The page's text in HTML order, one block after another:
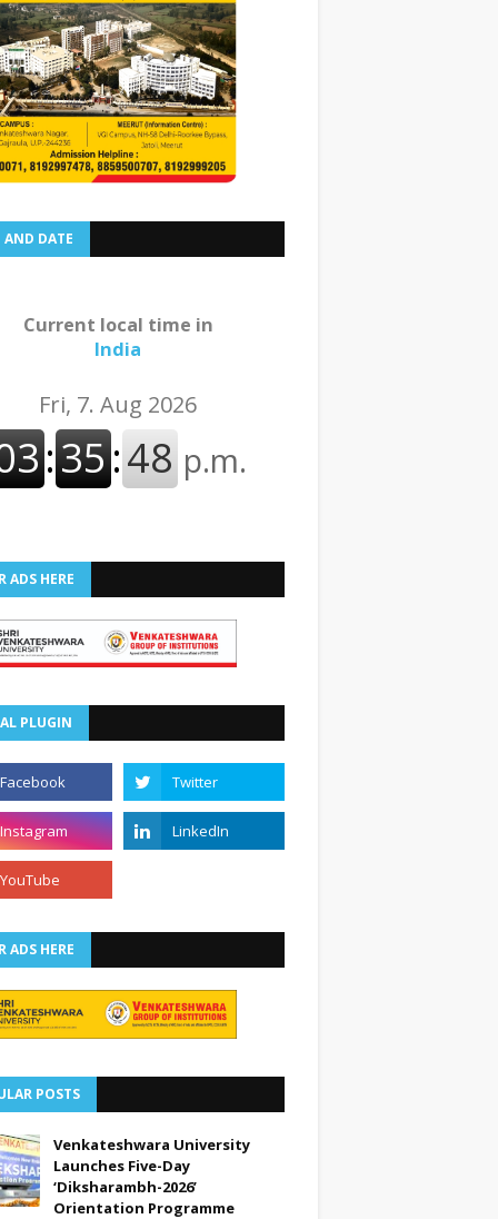
AND DATE
Current local time in
India
ADS HERE
PLUGIN
ADS HERE
POSTS
Venkateshwara University
Launches Five-Day
‘Diksharambh-2026’
Orientation Programme